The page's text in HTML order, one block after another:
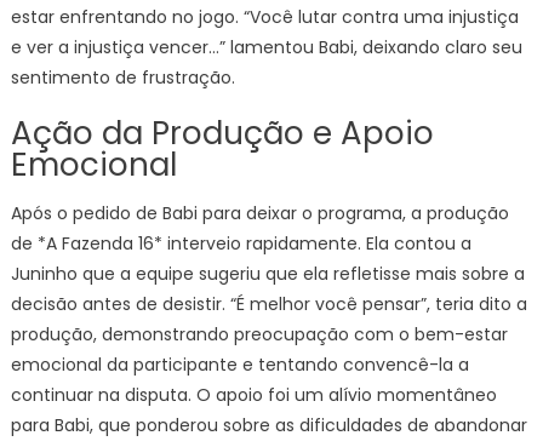
estar enfrentando no jogo. “Você lutar contra uma injustiça
e ver a injustiça vencer…” lamentou Babi, deixando claro seu
sentimento de frustração.
Ação da Produção e Apoio
Emocional
Após o pedido de Babi para deixar o programa, a produção
de *A Fazenda 16* interveio rapidamente. Ela contou a
Juninho que a equipe sugeriu que ela refletisse mais sobre a
decisão antes de desistir. “É melhor você pensar”, teria dito a
produção, demonstrando preocupação com o bem-estar
emocional da participante e tentando convencê-la a
continuar na disputa. O apoio foi um alívio momentâneo
para Babi, que ponderou sobre as dificuldades de abandonar